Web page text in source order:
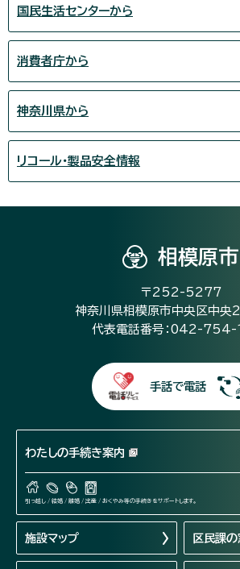
国民生活センターから
消費者庁から
神奈川県から
リコール・製品安全情報
相模原市
〒252-5277
神奈川県相模原市中央区中
代表電話番号：042-754-
手話で電話
わたしの手続き案内
引っ越し / 結婚 / 離婚 / 出産 / おくやみ等の手続きをサポートします。
施設マップ 区民課